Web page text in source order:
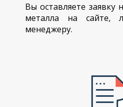
Вы оставляете заявку
металла на сайте,
менеджеру.